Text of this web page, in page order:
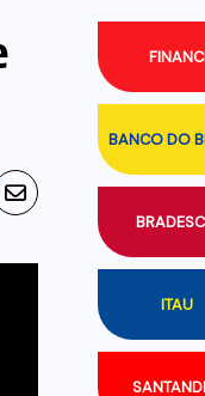
BANCO DO
ITAU